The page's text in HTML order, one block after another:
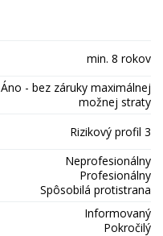
min. 8 rokov
Áno - bez záruky maximálnej
možnej straty
Rizikový profil 3
Neprofesionálny
Profesionálny
Spôsobilá protistrana
Informovaný
Pokročilý